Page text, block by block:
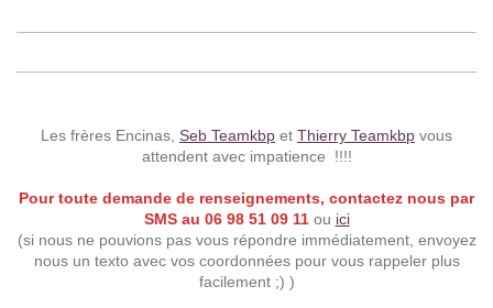
Les frères Encinas, Seb Teamkbp et Thierry Teamkbp vous
attendent avec impatience !!!!
Pour toute demande de renseignements, contactez nous par
SMS au 06 98 51 09 11ou ici
(si nous ne pouvions pas vous répondre immédiatement, envoyez
nous un texto avec vos coordonnées pour vous rappeler plus
facilement ;) )